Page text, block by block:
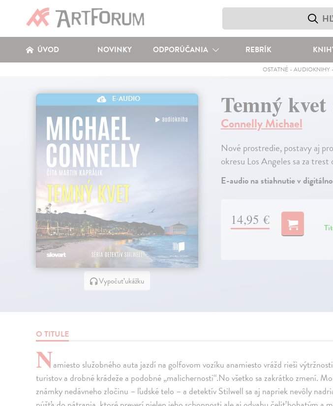
ÚVOD NOVINKY ODPORÚČANIA REBRÍK
OSTATNÉ- AUDIOKNIHY-
E-AUDIO
Vypočuť ukážku
Temný kvet
Connelly Michael
Nové prostredie, postavy aj
okresu Los Angeles sa za
E-audio na stiahnutie v
14,95 €
O TITULE
Namiesto služobného auta jazdí na golfovom vozíku anamiesto vrážd rieši
turistov a drobné krádeže a podobné „malichernosti“.No všetko sa zakrátko zmení.
známky nedávneho zločinu – ľudské telo – a detektív Stilwell sa aj napriek nevôly